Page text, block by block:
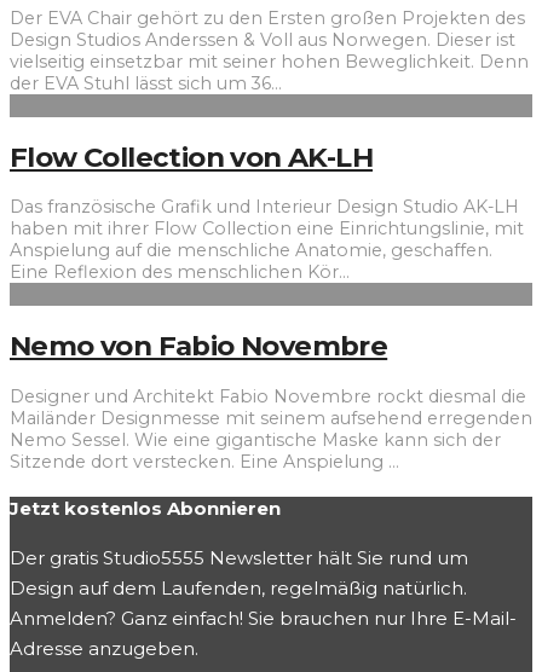
Der EVA Chair gehört zu den Ersten großen Projekten des
Design Studios Anderssen & Voll aus Norwegen. Dieser ist
vielseitig einsetzbar mit seiner hohen Beweglichkeit. Denn
der EVA Stuhl lässt sich um 36...
Flow Collection von AK-LH
Das französische Grafik und Interieur Design Studio AK-LH
haben mit ihrer Flow Collection eine Einrichtungslinie, mit
Anspielung auf die menschliche Anatomie, geschaffen.
Eine Reflexion des menschlichen Kör...
Nemo von Fabio Novembre
Designer und Architekt Fabio Novembre rockt diesmal die
Mailänder Designmesse mit seinem aufsehend erregenden
Nemo Sessel. Wie eine gigantische Maske kann sich der
Sitzende dort verstecken. Eine Anspielung ...
Jetzt kostenlos Abonnieren
Der gratis Studio5555 Newsletter hält Sie rund um
Design auf dem Laufenden, regelmäßig natürlich.
Anmelden? Ganz einfach! Sie brauchen nur Ihre E-Mail-
Adresse anzugeben.